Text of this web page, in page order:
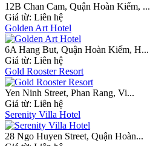
12B Chan Cam, Quận Hoàn Kiếm, ...
Giá từ: Liên hệ
Golden Art Hotel
6A Hang But, Quận Hoàn Kiếm, H...
Giá từ: Liên hệ
Gold Rooster Resort
Yen Ninh Street, Phan Rang, Vi...
Giá từ: Liên hệ
Serenity Villa Hotel
28 Ngo Huyen Street, Quận Hoàn...